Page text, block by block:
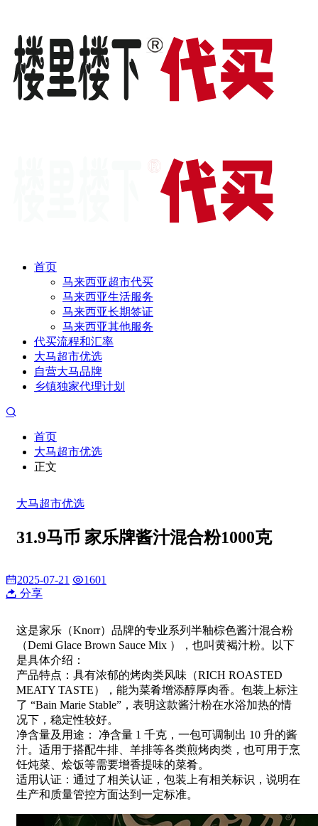
首页
马来西亚超市代买
马来西亚生活服务
马来西亚长期签证
马来西亚其他服务
代买流程和汇率
大马超市优选
自营大马品牌
乡镇独家代理计划
首页
大马超市优选
正文
大马超市优选
31.9马币 家乐牌酱汁混合粉1000克
2025-07-21
1601
分享
这是家乐（Knorr）品牌的专业系列半釉棕色酱汁混合粉
（Demi Glace Brown Sauce Mix ），也叫黄褐汁粉。以下
是具体介绍：
产品特点：具有浓郁的烤肉类风味（RICH ROASTED
MEATY TASTE），能为菜肴增添醇厚肉香。包装上标注
了 “Bain Marie Stable”，表明这款酱汁粉在水浴加热的情
况下，稳定性较好。
净含量及用途： 净含量 1 千克，一包可调制出 10 升的酱
汁。适用于搭配牛排、羊排等各类煎烤肉类，也可用于烹
饪炖菜、烩饭等需要增香提味的菜肴。
适用认证：通过了相关认证，包装上有相关标识，说明在
生产和质量管控方面达到一定标准。